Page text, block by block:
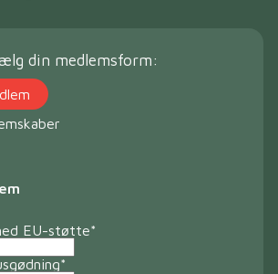
din medlemsform:
EU-støtte*
*